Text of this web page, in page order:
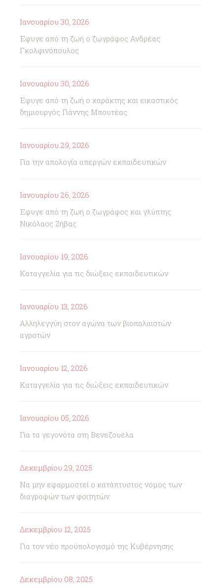
Ιανουαρίου 30, 2026
Έφυγε από τη ζωή ο ζωγράφος Ανδρέας
Γκολφινόπουλος
Ιανουαρίου 30, 2026
Έφυγε από τη ζωή ο χαράκτης και εικαστικός
δημιουργός Γιάννης Μπουτέας
Ιανουαρίου 29, 2026
Για την απολογία απεργών εκπαιδευτικών
Ιανουαρίου 26, 2026
Έφυγε από τη ζωή ο ζωγράφος και γλύπτης
Νικόλαος Ζήβας
Ιανουαρίου 19, 2026
Καταγγελία για τις διώξεις εκπαιδευτικών
Ιανουαρίου 13, 2026
Αλληλεγγύη στον αγώνα των βιοπαλαιστών
αγροτών
Ιανουαρίου 12, 2026
Καταγγελία για τις διώξεις εκπαιδευτικών
Ιανουαρίου 05, 2026
Για τα γεγονότα στη Βενεζουέλα
Δεκεμβρίου 29, 2025
Να μην εφαρμοστεί ο κατάπτυστος νόμος των
διαγραφών των φοιτητών
Δεκεμβρίου 12, 2025
Για τον νέο προϋπολογισμό της Κυβέρνησης
Δεκεμβρίου 08, 2025